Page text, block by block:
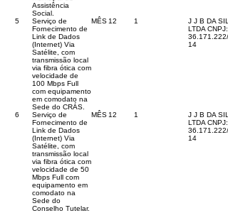
Assistência
Social.
5
Serviço de
Fornecimento de
Link de Dados
(Internet) Via
Satélite, com
transmissão local
via fibra ótica com
velocidade de
100 Mbps Full
com equipamento
em comodato na
Sede do CRÁS.
MÊS 12 1
J J B DA
LTDA CNPJ:
36.171.222
14
6
Serviço de
Fornecimento de
Link de Dados
(Internet) Via
Satélite, com
transmissão local
via fibra ótica com
velocidade de 50
Mbps Full com
equipamento em
comodato na
Sede do
Conselho Tutelar.
MÊS 12 1
J J B DA
LTDA CNPJ:
36.171.222
14